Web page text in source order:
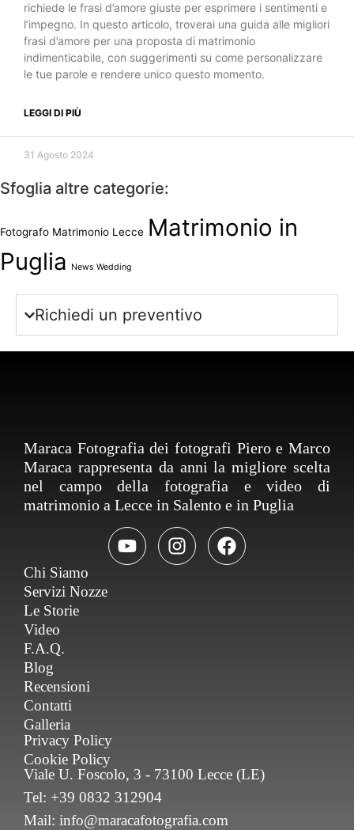
richiede le frasi d’amore giuste per esprimere i sentimenti e
l’impegno. In questo articolo, troverai una guida alle migliori
frasi d’amore per una proposta di matrimonio
indimenticabile, con suggerimenti su come personalizzare
le tue parole e rendere unico questo momento.
LEGGI DI PIÙ
31 Agosto 2024
Sfoglia altre categorie:
Fotografo Matrimonio Lecce Matrimonio in
Puglia
News Wedding
Richiedi un preventivo
Maraca Fotografia dei fotografi Piero e Marco
Maraca rappresenta da anni la migliore scelta
nel campo della fotografia e video di
matrimonio a Lecce in Salento e in Puglia
Chi Siamo
Servizi Nozze
Le Storie
Video
F.A.Q.
Blog
Recensioni
Contatti
Galleria
Privacy Policy
Cookie Policy
Viale U. Foscolo, 3 - 73100 Lecce (LE)
Tel: +39 0832 312904
Mail: info@maracafotografia.com